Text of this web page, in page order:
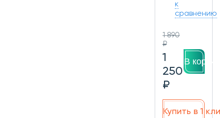
к
сравнению
1 890
₽
1
250
₽
В
Купить в 1